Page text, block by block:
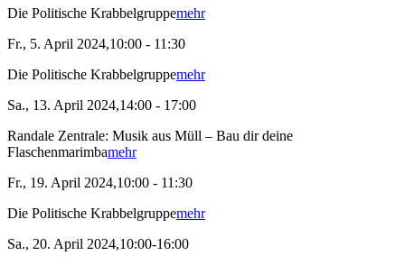
Die Politische Krabbelgruppemehr
Fr., 5. April 2024,10:00 - 11:30
Die Politische Krabbelgruppemehr
Sa., 13. April 2024,14:00 - 17:00
Randale Zentrale: Musik aus Müll – Bau dir deine
Flaschenmarimbamehr
Fr., 19. April 2024,10:00 - 11:30
Die Politische Krabbelgruppemehr
Sa., 20. April 2024,10:00-16:00